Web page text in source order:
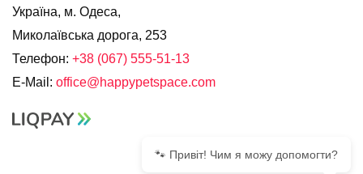
Україна, м. Одеса,
Миколаївська дорога, 253
Телефон: +38 (067) 555-51-13
E-Mail: office@happypetspace.com
🐾 Привіт! Чим я можу допомогти?